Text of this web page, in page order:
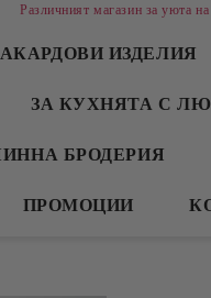
Различният магазин за уюта
ИЗДЕЛИЯ
ЗА КУХНЯТА С
БРОДЕРИЯ
ПРОМОЦИИ